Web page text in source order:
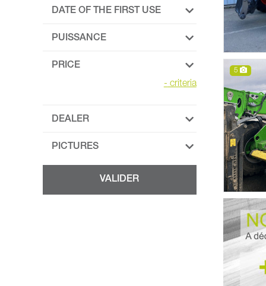
DATE OF THE FIRST USE
PUISSANCE
PRICE
- criteria
DEALER
PICTURES
5